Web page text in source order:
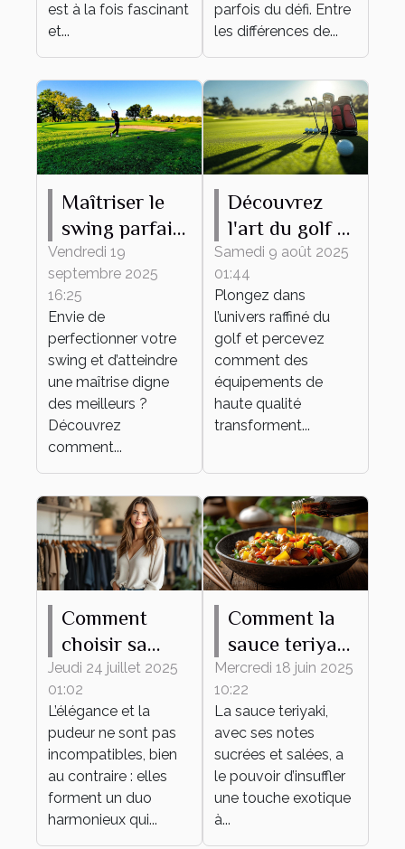
est à la fois fascinant
et...
parfois du défi. Entre
les différences de...
Maîtriser le
swing parfait :
conseils et
techniques
Vendredi 19
septembre 2025
16:25
Envie de
perfectionner votre
swing et d’atteindre
une maîtrise digne
des meilleurs ?
Découvrez
comment...
Découvrez
l'art du golf à
travers des
équipements
de haute
qualité
Samedi 9 août 2025
01:44
Plongez dans
l’univers raffiné du
golf et percevez
comment des
équipements de
haute qualité
transforment...
Comment
choisir sa
tenue
élégante et
pudique pour
tout
événement ?
Jeudi 24 juillet 2025
01:02
L’élégance et la
pudeur ne sont pas
incompatibles, bien
au contraire : elles
forment un duo
harmonieux qui...
Comment la
sauce teriyaki
transforme
vos plats du
quotidien
Mercredi 18 juin 2025
10:22
La sauce teriyaki,
avec ses notes
sucrées et salées, a
le pouvoir d’insuffler
une touche exotique
à...